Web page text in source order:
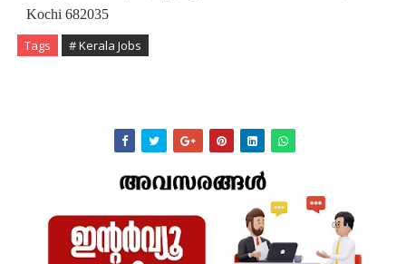
Kochi 682035
Tags # Kerala Jobs